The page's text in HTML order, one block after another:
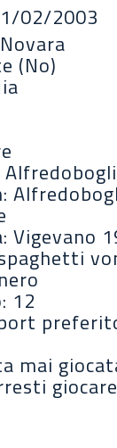
02/2003
(No)
Vigevano
12
mai